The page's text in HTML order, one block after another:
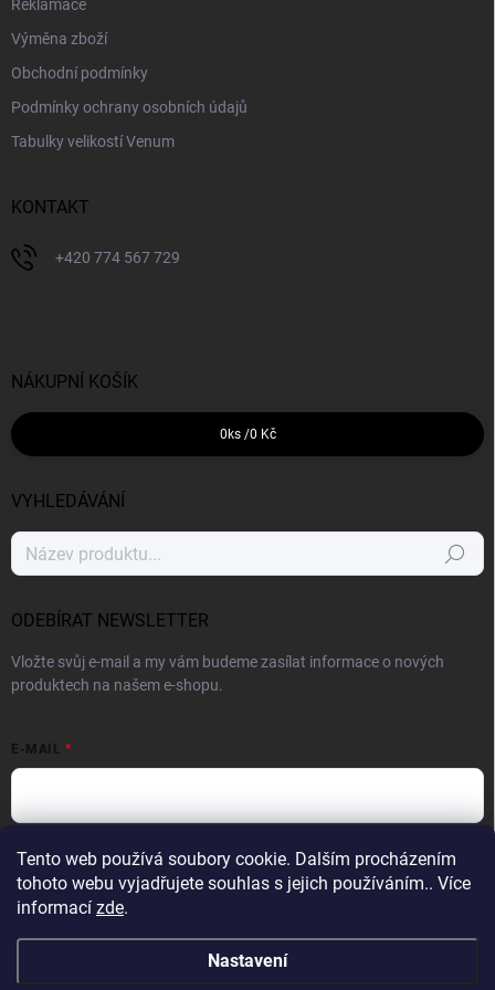
Tento web používá soubory cookie. Dalším procházením
tohoto webu vyjadřujete souhlas s jejich používáním.. Více
informací zde.
Nastavení
Reklamace
Výměna zboží
Obchodní podmínky
Podmínky ochrany osobních údajů
Tabulky velikostí Venum
KONTAKT
+420 774 567 729
NÁKUPNÍ KOŠÍK
0 ks /0 Kč
VYHLEDÁVÁNÍ
Hledat
ODEBÍRAT NEWSLETTER
Vložte svůj e-mail a my vám budeme zasílat informace o nových
produktech na našem e-shopu.
E-MAIL
Vložením e-mailu souhlasíte spodmínkami ochrany osobních údajů